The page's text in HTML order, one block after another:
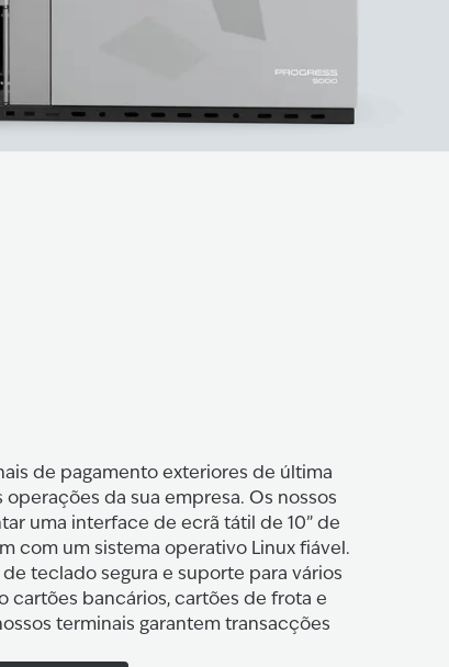
de pagamento exteriores de última
da sua empresa. Os nossos
uma interface de ecrã tátil de 10” de
com um sistema operativo Linux fiável.
teclado segura e suporte para vários
cartões bancários, cartões de frota e
terminais garantem transacções